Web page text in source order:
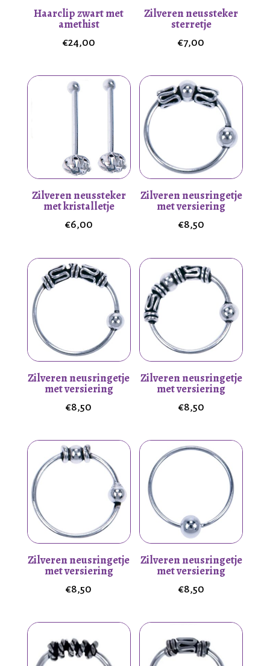
Haarclip zwart met
amethist
€24,00
Zilveren neussteker
sterretje
€7,00
Zilveren neussteker
met kristalletje
€6,00
Zilveren neusringetje
met versiering
€8,50
Zilveren neusringetje
met versiering
€8,50
Zilveren neusringetje
met versiering
€8,50
Zilveren neusringetje
met versiering
€8,50
Zilveren neusringetje
met versiering
€8,50